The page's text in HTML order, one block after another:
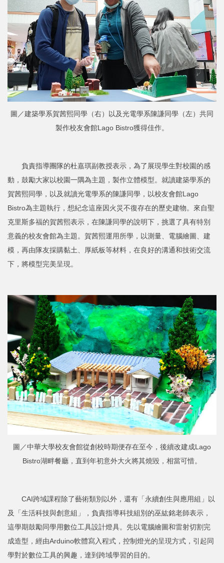
圖／建築學系賀茜熙同學（右）以及光電學系陳謙同學（左）共同
製作校友會館Lago Bistro獲得佳作。
負責指導團隊的杜嘉琪副教授表示，為了展現學生對校園的感
動，鼓勵大家以校園一隅為主題，製作立體模型。就讀建築學系的
賀茜熙同學，以及就讀光電學系的陳謙同學，以校友會館Lago
Bistro為主題執行，想紀念這座因火災不復存在的歷史建物。來自聖
克里斯多福的賀茜熙表示，在陳謙同學的說明下，挑選了具有特別
意義的校友會館為主題。賀茜熙運用所學，以測量、電腦繪圖、建
模，再由隊友採購黏土、厚紙板等材料，在良好的溝通和技術交流
下，將模型完美呈現。
圖／中華大學校友會館從創校時期便存在至今，後續改建成Lago
Bistro湖畔餐廳，直到年初意外大火將其燒毀，相當可惜。
CAI跨域課程除了藝術類別以外，還有「永續創生與應用組」以
及「生活科技與創意組」，負責指導科技組別的巫紘銘老師表示，
這學期鼓勵同學用數位工具設計燈具。先以電腦繪圖和雷射切割完
成造型，經由Arduino軟體寫入程式，控制燈光的呈現方式，引起同
學對於數位工具的興趣，達到跨域學習的目的。